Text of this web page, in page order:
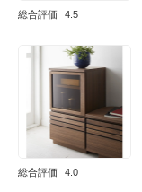
総合評価 4.5
総合評価 4.0